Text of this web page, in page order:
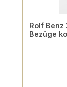
Rolf
Bezüge